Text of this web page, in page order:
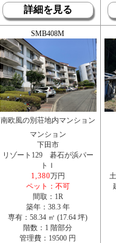
詳細を見る
SMB408M
南欧風の別荘地内マンション
マンション
下田市
リゾート129 碁石が浜パー
トＩ
1,380万円
ペット：不可
間取：1R
築年：38.3 年
専有：58.34 ㎡ (17.64 坪)
階数：1 階部分
管理費：19500 円